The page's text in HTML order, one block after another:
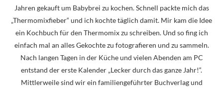
Jahren gekauft um Babybrei zu kochen. Schnell packte mich das
„Thermomixfieber“ und ich kochte täglich damit. Mir kam die Idee
ein Kochbuch für den Thermomix zu schreiben. Und so fing ich
einfach mal an alles Gekochte zu fotografieren und zu sammeln.
Nach langen Tagen in der Küche und vielen Abenden am PC
entstand der erste Kalender „Lecker durch das ganze Jahr!“.
Mittlerweile sind wir ein familiengeführter Buchverlag und